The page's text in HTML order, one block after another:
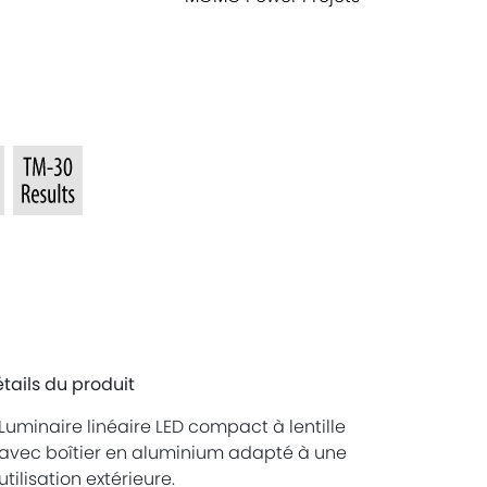
du produit
linéaire LED compact à lentille
boîtier en aluminium adapté à une
extérieure.